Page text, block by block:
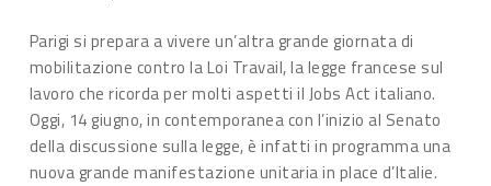
Parigi si prepara a vivere un’altra grande giornata di
mobilitazione contro la Loi Travail, la legge francese sul
lavoro che ricorda per molti aspetti il Jobs Act italiano.
Oggi, 14 giugno, in contemporanea con l’inizio al Senato
della discussione sulla legge, è infatti in programma una
nuova grande manifestazione unitaria in place d’Italie.